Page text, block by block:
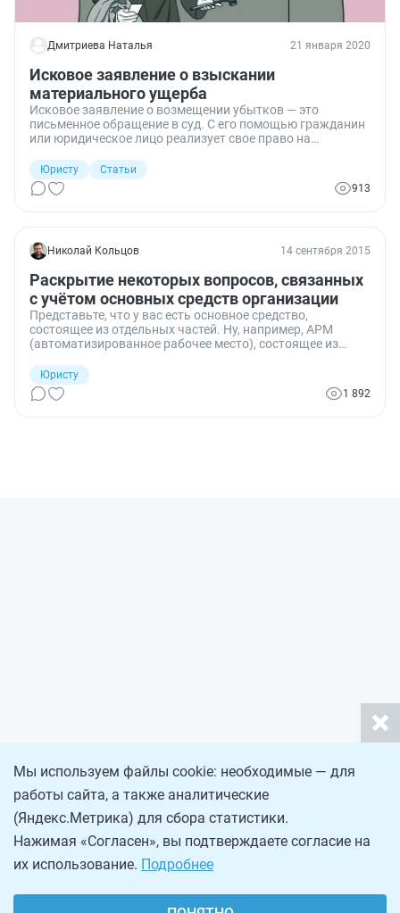
Дмитриева Наталья 21 января 2020
Исковое заявление о взыскании
материального ущерба
Исковое заявление о возмещении убытков — это
письменное обращение в суд. С его помощью гражданин
или юридическое лицо реализует свое право на
15 ГК РФ).
Юристу
Статьи
913
Николай Кольцов 14 сентября 2015
Раскрытие некоторых вопросов, связанных
с учётом основных средств организации
Представьте, что у вас есть основное средство,
состоящее из отдельных частей. Ну, например, АРМ
(автоматизированное рабочее место), состоящее из
и сканер). Или трансформатор на фундаменте. Или
инженерные сети в здании. Или лифтовое оборудование.
Как видите, подобный случай редкостью не является…
Юристу
1 892
Мы используем файлы cookie: необходимые — для
работы сайта, а также аналитические
(Яндекс.Метрика) для сбора статистики.
Нажимая «Согласен», вы подтверждаете согласие на
их использование. Подробнее